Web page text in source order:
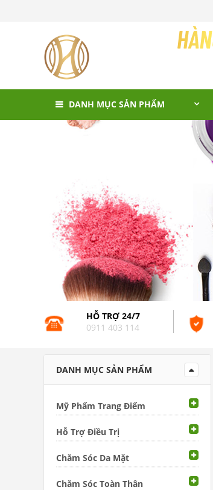
DANH MỤC SẢN PHẨM
HỖ TRỢ 24/7
0911 403 114
DANH MỤC SẢN PHẨM
Mỹ Phẩm Trang Điểm
Hỗ Trợ Điều Trị
Chăm Sóc Da Mặt
Chăm Sóc Toàn Thân